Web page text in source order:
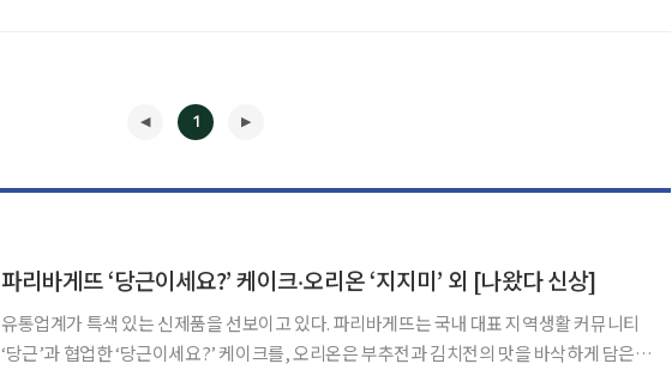
◀
1
▶
파리바게뜨 ‘당근이세요?’ 케이크‧오리온 ‘지지미’ 외 [나왔다 신상]
유통업계가 특색 있는 신제품을 선보이고 있다. 파리바게뜨는 국내 대표 지역생활 커뮤니티
‘당근’과 협업한 ‘당근이세요?’ 케이크를, 오리온은 부추전과 김치전의 맛을 바삭하게 담은